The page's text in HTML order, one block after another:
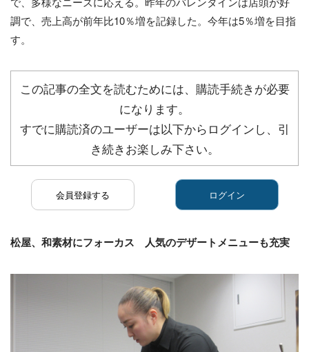
調で、売上高が前年比10％増を記録した。今年は5％増を目指
す。
この記事の全文を読むためには、購読手続きが必要
になります。
すでに購読済のユーザーは以下からログインし、引
き続きお楽しみ下さい。
会員登録する ログイン
松屋、和素材にフォーカス 人気のデザートメニューも充実